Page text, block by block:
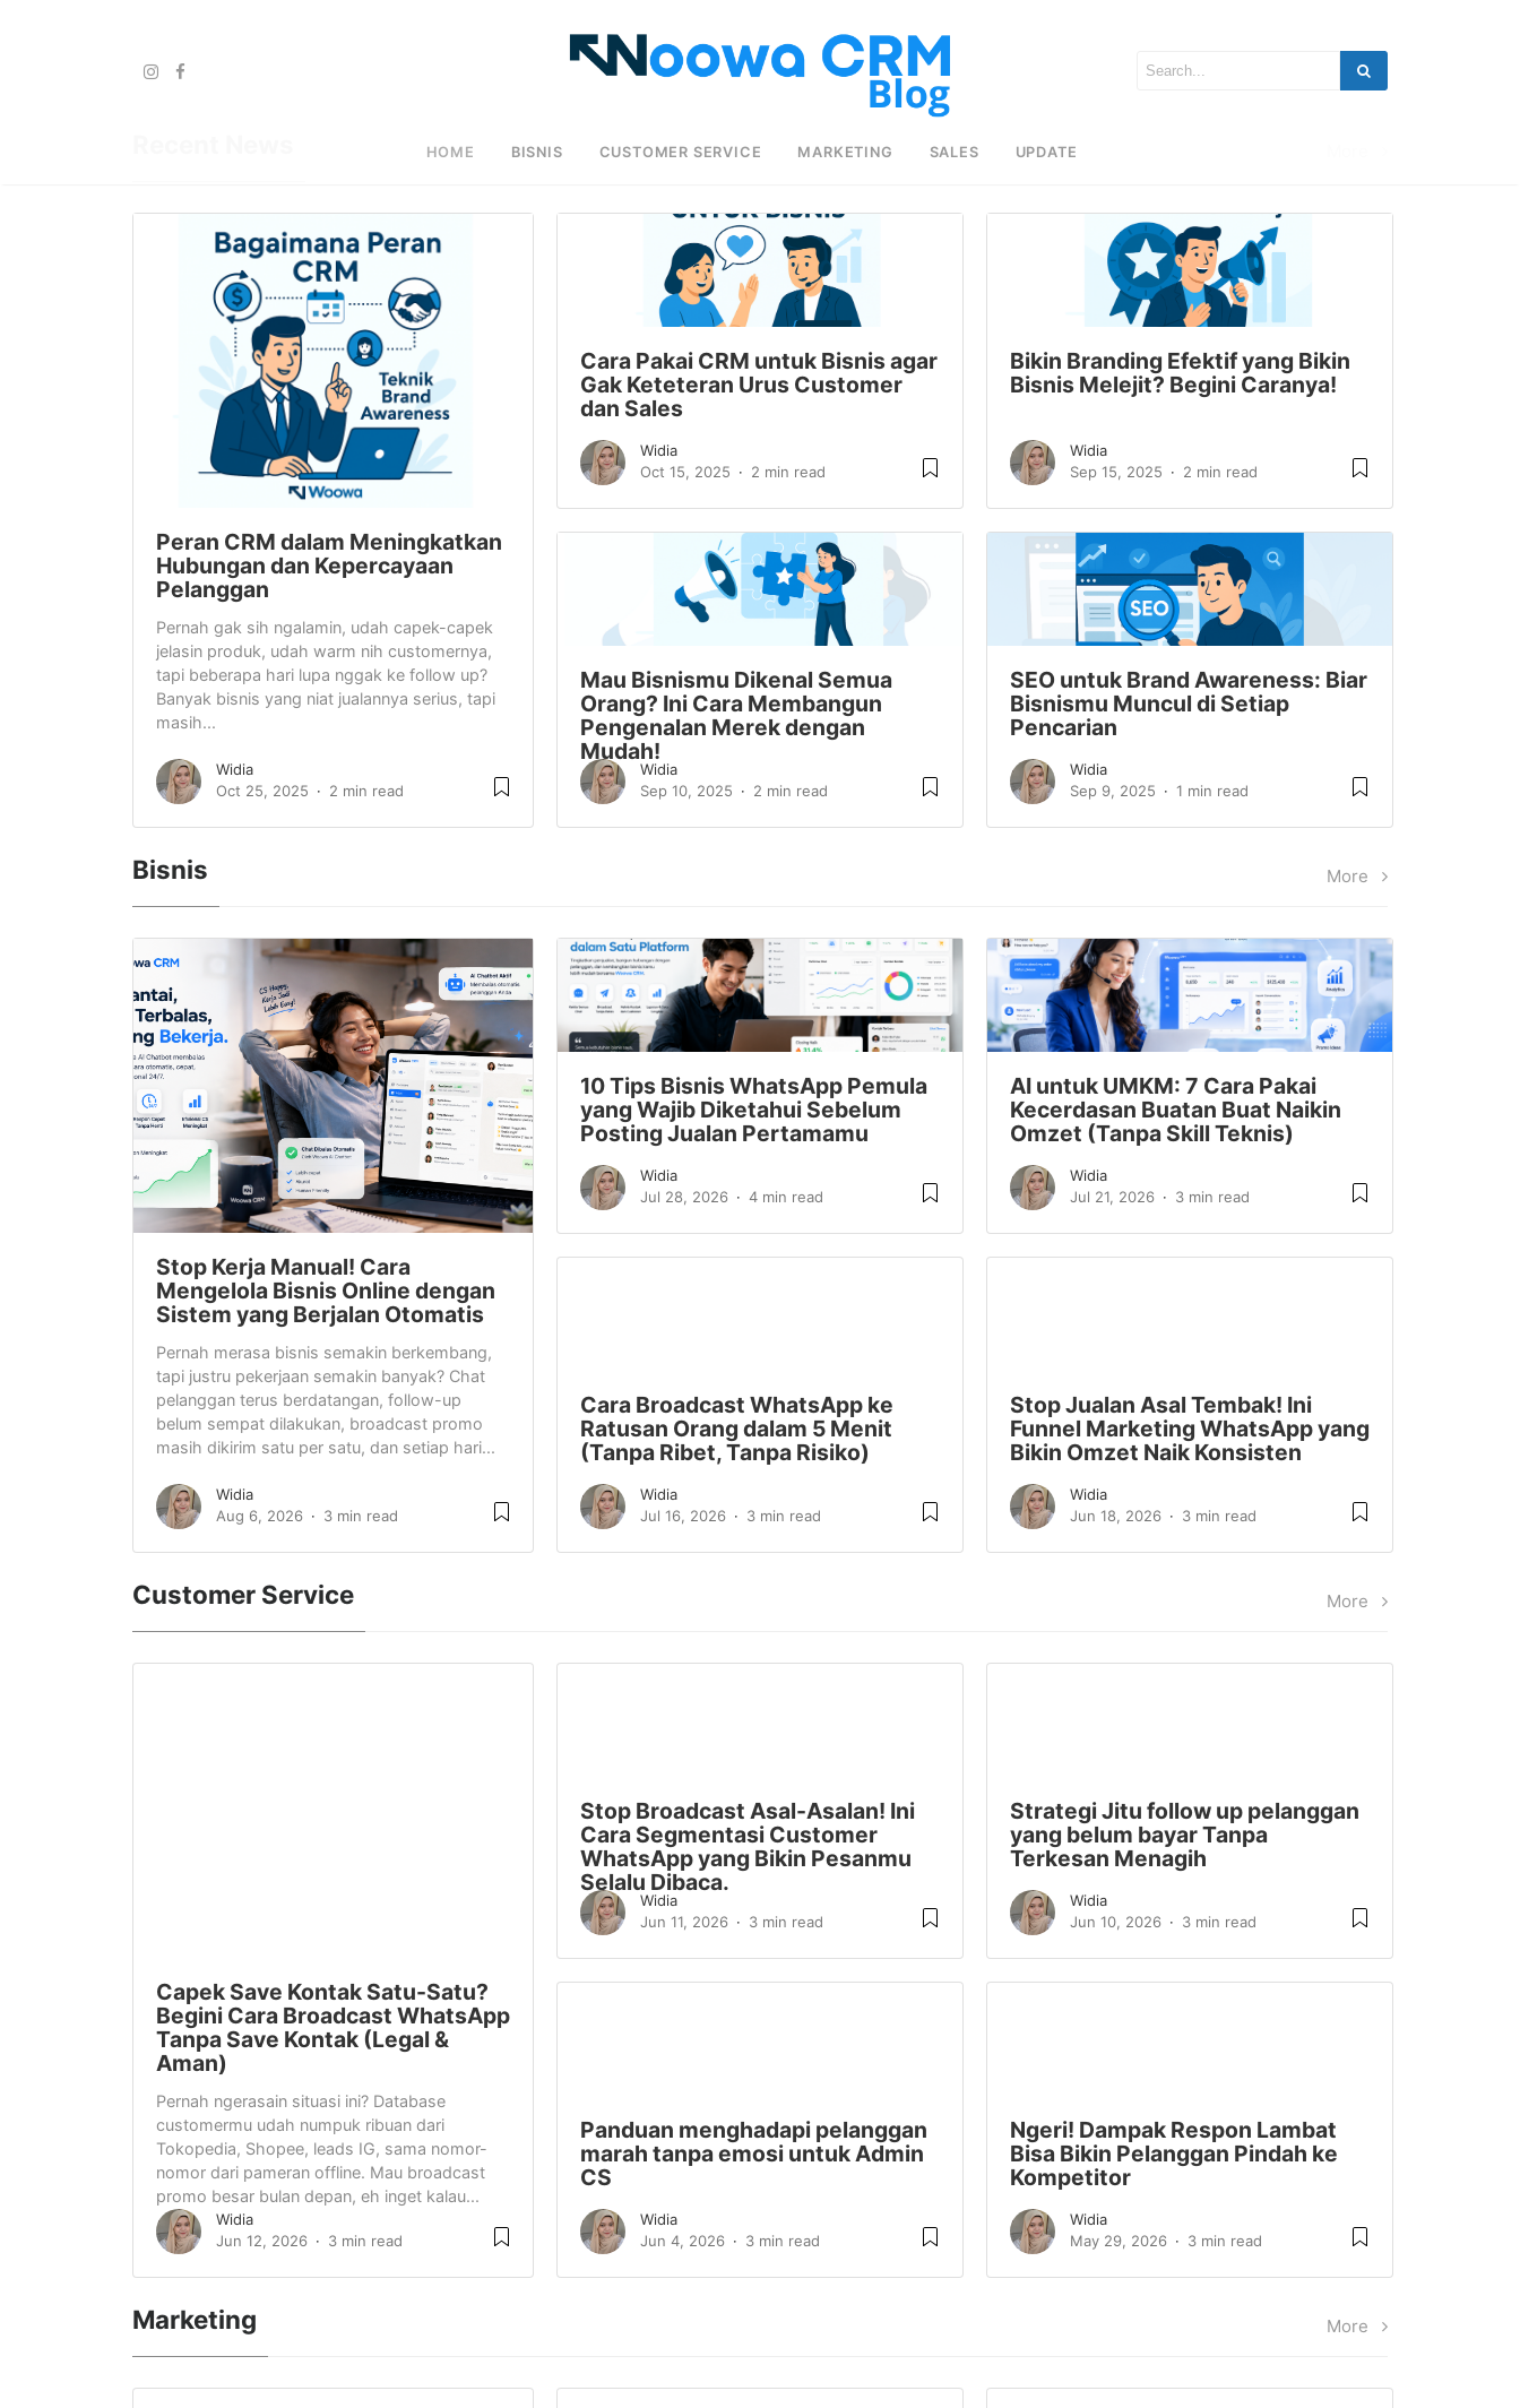
HOME BISNIS CUSTOMER SERVICE MARKETING SALES UPDATE
Peran CRM dalam Meningkatkan
Hubungan dan Kepercayaan
Pelanggan
Pernah gak sih ngalamin, udah capek-capek
jelasin produk, udah warm nih customernya,
tapi beberapa hari lupa nggak ke follow up?
Banyak bisnis yang niat jualannya serius, tapi
masih...
Widia
Oct 25, 2025
2 min read
Cara Pakai CRM untuk Bisnis agar
Gak Keteteran Urus Customer
dan Sales
Widia
Oct 15, 2025
2 min read
Bikin Branding Efektif yang Bikin
Bisnis Melejit? Begini Caranya!
Widia
Sep 15, 2025
2 min read
Mau Bisnismu Dikenal Semua
Orang? Ini Cara Membangun
Pengenalan Merek dengan
Mudah!
Widia
Sep 10, 2025
2 min read
SEO untuk Brand Awareness: Biar
Bisnismu Muncul di Setiap
Pencarian
Widia
Sep 9, 2025
1 min read
Bisnis More
Stop Kerja Manual! Cara
Mengelola Bisnis Online dengan
Sistem yang Berjalan Otomatis
Pernah merasa bisnis semakin berkembang,
tapi justru pekerjaan semakin banyak? Chat
pelanggan terus berdatangan, follow-up
belum sempat dilakukan, broadcast promo
masih dikirim satu per satu, dan setiap hari...
Widia
Aug 6, 2026
3 min read
10 Tips Bisnis WhatsApp Pemula
yang Wajib Diketahui Sebelum
Posting Jualan Pertamamu
Widia
Jul 28, 2026
4 min read
AI untuk UMKM: 7 Cara Pakai
Kecerdasan Buatan Buat Naikin
Omzet (Tanpa Skill Teknis)
Widia
Jul 21, 2026
3 min read
Cara Broadcast WhatsApp ke
Ratusan Orang dalam 5 Menit
(Tanpa Ribet, Tanpa Risiko)
Widia
Jul 16, 2026
3 min read
Stop Jualan Asal Tembak! Ini
Funnel Marketing WhatsApp yang
Bikin Omzet Naik Konsisten
Widia
Jun 18, 2026
3 min read
Customer Service More
Capek Save Kontak Satu-Satu?
Begini Cara Broadcast WhatsApp
Tanpa Save Kontak (Legal &
Aman)
Pernah ngerasain situasi ini? Database
customermu udah numpuk ribuan dari
Tokopedia, Shopee, leads IG, sama nomor-
nomor dari pameran offline. Mau broadcast
promo besar bulan depan, eh inget kalau...
Widia
Jun 12, 2026
3 min read
Stop Broadcast Asal-Asalan! Ini
Cara Segmentasi Customer
WhatsApp yang Bikin Pesanmu
Selalu Dibaca.
Widia
Jun 11, 2026
3 min read
Strategi Jitu follow up pelanggan
yang belum bayar Tanpa
Terkesan Menagih
Widia
Jun 10, 2026
3 min read
Panduan menghadapi pelanggan
marah tanpa emosi untuk Admin
CS
Widia
Jun 4, 2026
3 min read
Ngeri! Dampak Respon Lambat
Bisa Bikin Pelanggan Pindah ke
Kompetitor
Widia
May 29, 2026
3 min read
Marketing More